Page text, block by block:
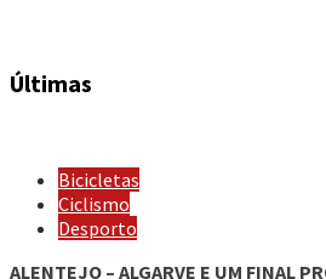
Últimas
Bicicletas
Ciclismo
Desporto
ALENTEJO – ALGARVE E UM FINAL